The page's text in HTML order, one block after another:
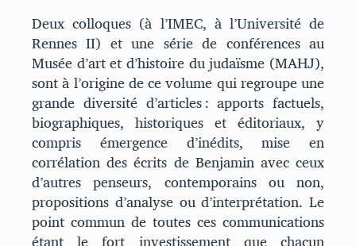
Deux colloques (à l’IMEC, à l’Université de
Rennes II) et une série de conférences au
Musée d’art et d’histoire du judaïsme (MAHJ),
sont à l’origine de ce volume qui regroupe une
grande diversité d’articles : apports factuels,
biographiques, historiques et éditoriaux, y
compris émergence d’inédits, mise en
corrélation des écrits de Benjamin avec ceux
d’autres penseurs, contemporains ou non,
propositions d’analyse ou d’interprétation. Le
point commun de toutes ces communications